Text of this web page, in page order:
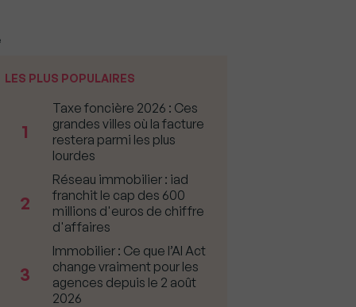
LES PLUS POPULAIRES
1
Taxe foncière 2026 : Ces
grandes villes où la facture
restera parmi les plus
lourdes
2
Réseau immobilier : iad
franchit le cap des 600
millions d'euros de chiffre
d'affaires
3
Immobilier : Ce que l’AI Act
change vraiment pour les
agences depuis le 2 août
2026